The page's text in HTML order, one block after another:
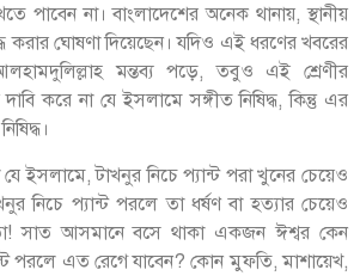
পাবেন না। বাংলাদেশের অনেক থানায়, স্থানীয়
করার ঘোষণা দিয়েছেন। যদিও এই ধরণের খবরের
মন্তব্য পড়ে, তবুও এই শ্রেণীর
করে না যে ইসলামে সঙ্গীত নিষিদ্ধ, কিন্তু এর
ইসলামে, টাখনুর নিচে প্যান্ট পরা খুনের চেয়েও
নিচে প্যান্ট পরলে তা ধর্ষণ বা হত্যার চেয়েও
সাত আসমানে বসে থাকা একজন ঈশ্বর কেন
পরলে এত রেগে যাবেন? কোন মুফতি, মাশায়েখ,